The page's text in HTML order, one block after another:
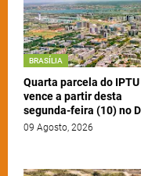
BRASÍLIA
Quarta parcela do IPTU
vence a partir desta
segunda-feira (10) no
09 Agosto, 2026